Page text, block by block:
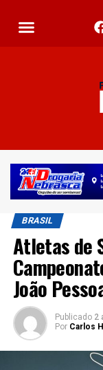
BRASIL
Atletas de
João
Publicado 2
Por Carlos